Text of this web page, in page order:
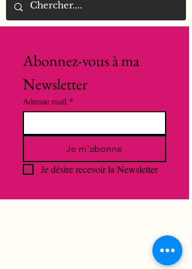
Abonnez-vous à ma
Newsletter
Adresse mail *
Je m'abonne
Je désire recevoir la Newsletter